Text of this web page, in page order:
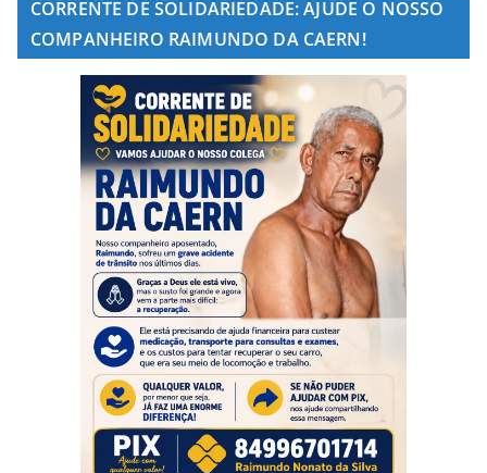
CORRENTE DE SOLIDARIEDADE: AJUDE O NOSSO
COMPANHEIRO RAIMUNDO DA CAERN!